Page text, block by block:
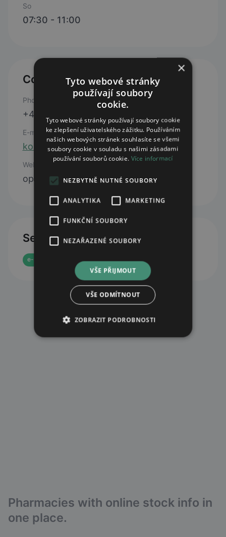
So
07:30 - 11:00
Contacts
Phone
+420 481 311 660
E-mail
koruna@lekarenskyholding.cz
Web
open webpage
Services
e-prescription reservation e-shop
Pharmacies with online stock info in
one place.
×
Tyto webové stránky
používají soubory
cookie.
Tyto webové stránky používají soubory cookie
ke zlepšení uživatelského zážitku. Používáním
našich webových stránek souhlasíte se všemi
soubory cookie v souladu s našimi zásadami
používání souborů cookie. Více informací
NEZBYTNĚ NUTNÉ SOUBORY
ANALYTIKA MARKETING
FUNKČNÍ SOUBORY
NEZAŘAZENÉ SOUBORY
VŠE PŘIJMOUT
VŠE ODMÍTNOUT
ZOBRAZIT PODROBNOSTI